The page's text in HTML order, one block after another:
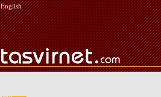
English